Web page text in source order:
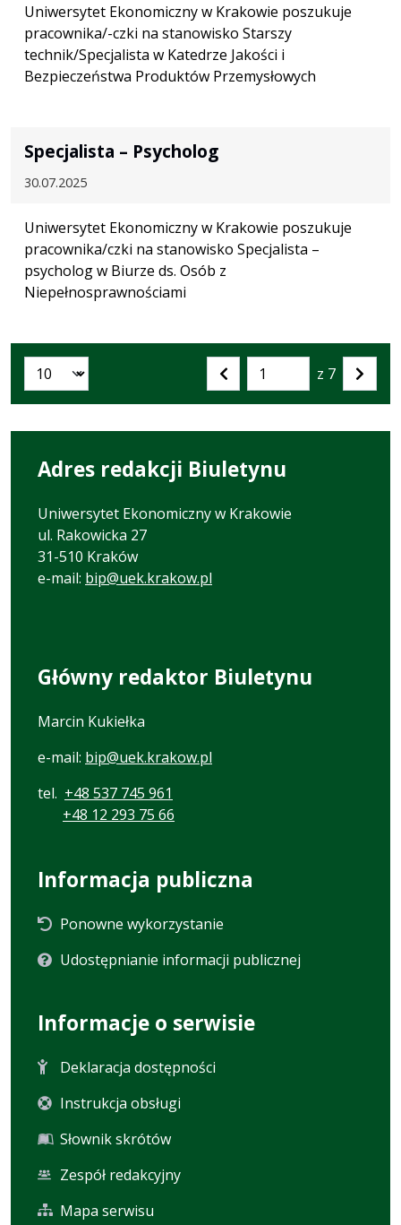
Uniwersytet Ekonomiczny w Krakowie poszukuje
pracownika/-czki na stanowisko Starszy
technik/Specjalista w Katedrze Jakości i
Bezpieczeństwa Produktów Przemysłowych
Specjalista – Psycholog
30.07.2025
Uniwersytet Ekonomiczny w Krakowie poszukuje
pracownika/czki na stanowisko Specjalista –
psycholog w Biurze ds. Osób z
Niepełnosprawnościami
Liczba artykułów na stronie:
Poprzednia
Przejdź
do
z 7
Adres redakcji Biuletynu
Uniwersytet Ekonomiczny w Krakowie
ul. Rakowicka 27
31-510 Kraków
e-mail: bip@uek.krakow.pl
Główny redaktor Biuletynu
Marcin Kukiełka
e-mail: bip@uek.krakow.pl
tel. +48 537 745 961
+48 12 293 75 66
Informacja publiczna
Ponowne wykorzystanie
Udostępnianie informacji publicznej
Informacje o serwisie
Deklaracja dostępności
Instrukcja obsługi
Słownik skrótów
Zespół redakcyjny
Mapa serwisu